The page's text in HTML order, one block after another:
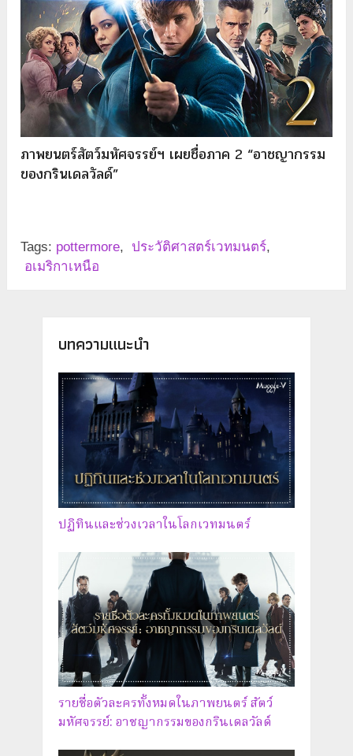
ภาพยนตร์สัตว์มหัศจรรย์ฯ เผยชื่อภาค 2 “อาชญากรรม
ของกรินเดลวัลด์”
Tags: pottermore, ประวัติศาสตร์เวทมนตร์,
อเมริกาเหนือ
บทความแนะนำ
ปฏิทินและช่วงเวลาในโลกเวทมนตร์
รายชื่อตัวละครทั้งหมดในภาพยนตร์ สัตว์
มหัศจรรย์: อาชญากรรมของกรินเดลวัลด์